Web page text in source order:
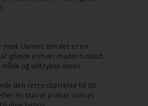
Uanset om det er en
glæde enhver madentusiast.
og udtrykke deres
den rette størrelse til dit
en større plakat som et